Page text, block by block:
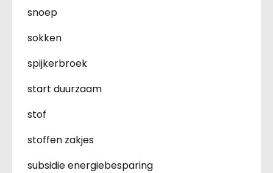
snoep
sokken
spijkerbroek
start duurzaam
stof
stoffen zakjes
subsidie energiebesparing